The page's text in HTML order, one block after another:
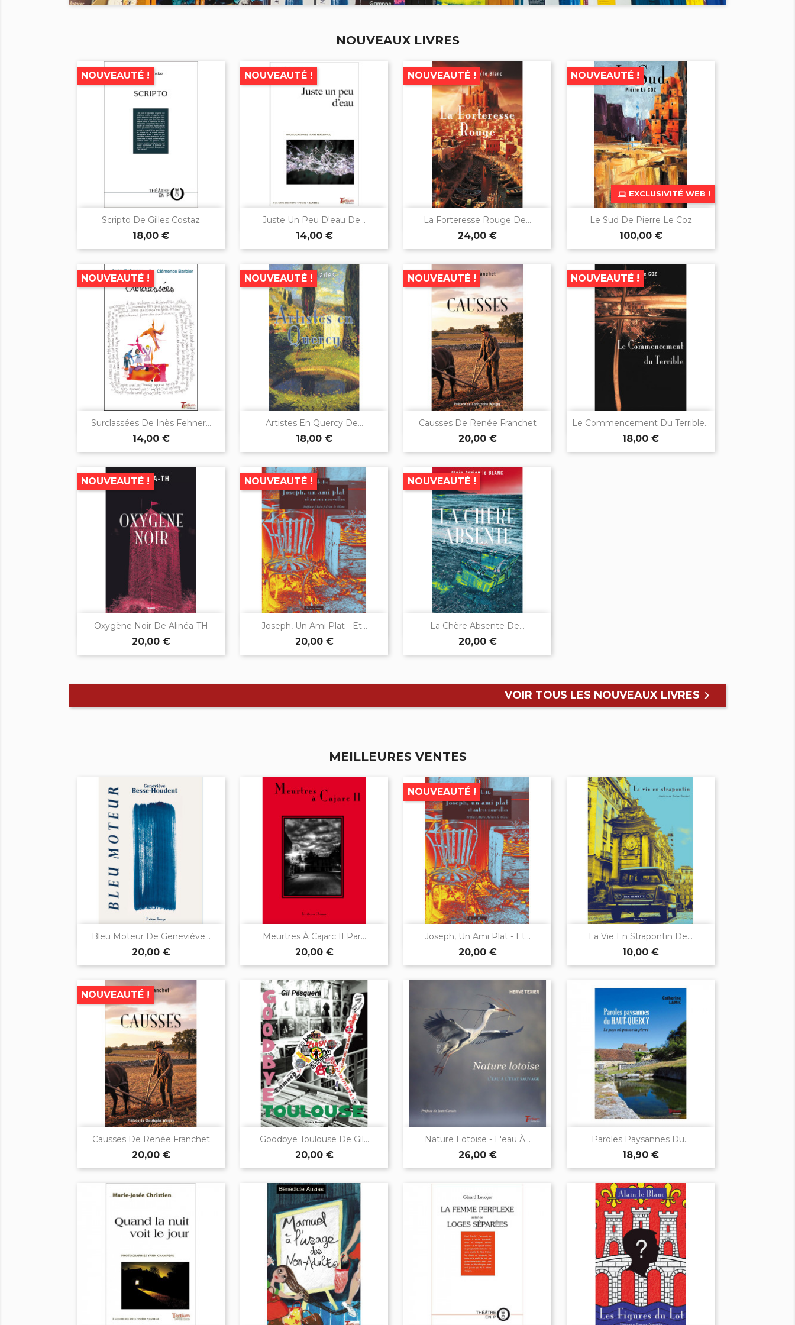
NOUVEAUX LIVRES
Scripto De Gilles Costaz
18,00 €
NOUVEAUTÉ !
Aperçu rapide Juste Un Peu D'eau De...
14,00 €
NOUVEAUTÉ !
 Aperçu rapide La Forteresse Rouge De...
24,00 €
NOUVEAUTÉ !
Aperçu rapide Le Sud De Pierre Le Coz
100,00 €
EXCLUSIVITÉ WEB !
NOUVEAUTÉ !
Aperçu rapide
Surclassées De Inès Fehner...
14,00 €
NOUVEAUTÉ !
Aperçu rapide Artistes En Quercy De...
18,00 €
NOUVEAUTÉ !
Aperçu rapide Causses De Renée Franchet
20,00 €
NOUVEAUTÉ !
Aperçu rapide Le Commencement Du Terrible...
18,00 €
NOUVEAUTÉ !
Aperçu rapide
Oxygène Noir De Alinéa-TH
20,00 €
NOUVEAUTÉ !
Aperçu rapide Joseph, Un Ami Plat - Et...
20,00 €
NOUVEAUTÉ !
Aperçu rapide La Chère Absente De...
20,00 €
NOUVEAUTÉ !
Aperçu rapide
VOIR TOUS LES NOUVEAUX LIVRES 
MEILLEURES VENTES
Bleu Moteur De Geneviève...
20,00 €
Aperçu rapide Meurtres À Cajarc II Par...
20,00 €
Aperçu rapide Joseph, Un Ami Plat - Et...
20,00 €
NOUVEAUTÉ !
Aperçu rapide La Vie En Strapontin De...
10,00 €
Aperçu rapide
Causses De Renée Franchet
20,00 €
NOUVEAUTÉ !
Aperçu rapide Goodbye Toulouse De Gil...
20,00 €
Aperçu rapide Nature Lotoise - L'eau À...
26,00 €
Aperçu rapide Paroles Paysannes Du...
18,90 €
Aperçu rapide